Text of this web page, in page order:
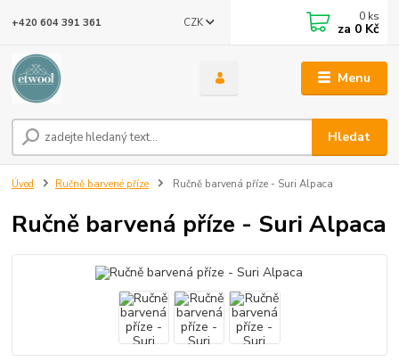
Menu
CZK
Hledat
+420 604 391 361 0 ks
za 0 Kč
Úvod Ručně barvené příze Ručně barvená příze - Suri Alpaca
Ručně barvená příze - Suri Alpaca